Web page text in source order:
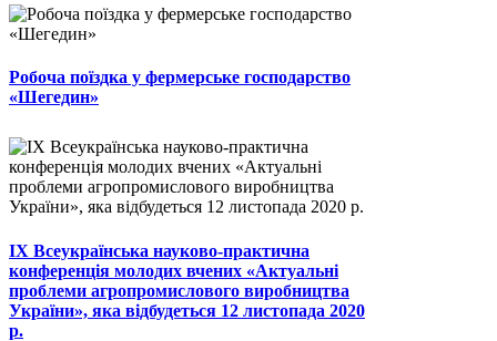
Робоча поїздка у фермерське господарство
«Шегедин»
ІХ Всеукраїнська науково-практична
конференція молодих вчених «Актуальні
проблеми агропромислового виробництва
України», яка відбудеться 12 листопада 2020
р.